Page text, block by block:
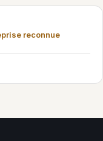
reconnue